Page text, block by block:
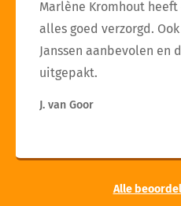
Marlène Kromhout
alles goed verzorgd.
Janssen aanbevolen en
uitgepakt.
J. van Goor
Alle